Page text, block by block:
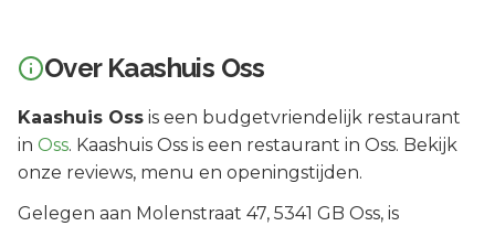
Over Kaashuis Oss
Kaashuis Oss is een budgetvriendelijk restaurant
in Oss. Kaashuis Oss is een restaurant in Oss. Bekijk
onze reviews, menu en openingstijden.
Gelegen aan Molenstraat 47, 5341 GB Oss, is